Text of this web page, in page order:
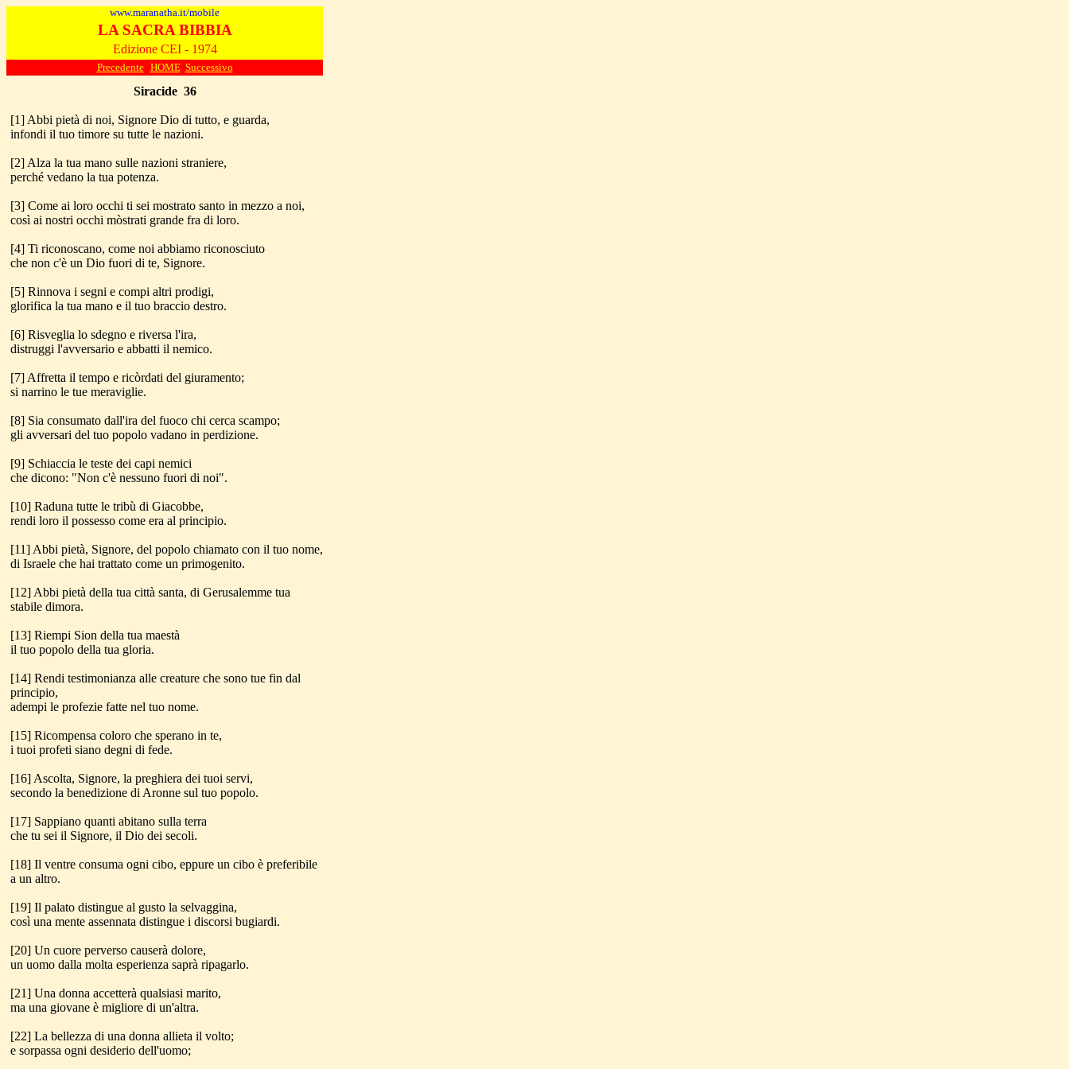
www.maranatha.it/mobile
LA SACRA BIBBIA
Edizione CEI - 1974
Precedente HOME Successivo
Siracide 36
[1] Abbi pietà di noi, Signore Dio di tutto, e guarda,
infondi il tuo timore su tutte le nazioni.
[2] Alza la tua mano sulle nazioni straniere,
perché vedano la tua potenza.
[3] Come ai loro occhi ti sei mostrato santo in mezzo a noi,
così ai nostri occhi mòstrati grande fra di loro.
[4] Ti riconoscano, come noi abbiamo riconosciuto
che non c'è un Dio fuori di te, Signore.
[5] Rinnova i segni e compi altri prodigi,
glorifica la tua mano e il tuo braccio destro.
[6] Risveglia lo sdegno e riversa l'ira,
distruggi l'avversario e abbatti il nemico.
[7] Affretta il tempo e ricòrdati del giuramento;
si narrino le tue meraviglie.
[8] Sia consumato dall'ira del fuoco chi cerca scampo;
gli avversari del tuo popolo vadano in perdizione.
[9] Schiaccia le teste dei capi nemici
che dicono: "Non c'è nessuno fuori di noi".
[10] Raduna tutte le tribù di Giacobbe,
rendi loro il possesso come era al principio.
[11] Abbi pietà, Signore, del popolo chiamato con il tuo nome,
di Israele che hai trattato come un primogenito.
[12] Abbi pietà della tua città santa, di Gerusalemme tua
stabile dimora.
[13] Riempi Sion della tua maestà
il tuo popolo della tua gloria.
[14] Rendi testimonianza alle creature che sono tue fin dal
principio,
adempi le profezie fatte nel tuo nome.
[15] Ricompensa coloro che sperano in te,
i tuoi profeti siano degni di fede.
[16] Ascolta, Signore, la preghiera dei tuoi servi,
secondo la benedizione di Aronne sul tuo popolo.
[17] Sappiano quanti abitano sulla terra
che tu sei il Signore, il Dio dei secoli.
[18] Il ventre consuma ogni cibo, eppure un cibo è preferibile
a un altro.
[19] Il palato distingue al gusto la selvaggina,
così una mente assennata distingue i discorsi bugiardi.
[20] Un cuore perverso causerà dolore,
un uomo dalla molta esperienza saprà ripagarlo.
[21] Una donna accetterà qualsiasi marito,
ma una giovane è migliore di un'altra.
[22] La bellezza di una donna allieta il volto;
e sorpassa ogni desiderio dell'uomo;